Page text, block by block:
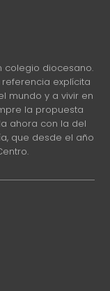
colegio diocesano.
explícita
mundo y a vivir en
la propuesta
ahora con la del
que desde el año